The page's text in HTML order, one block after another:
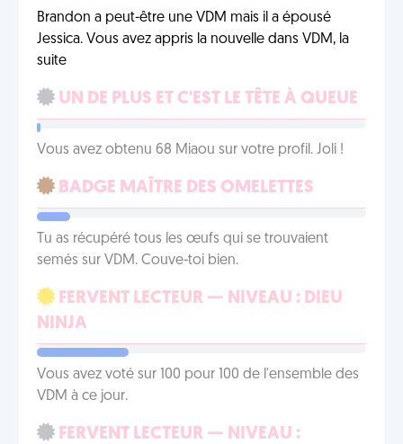
Brandon a peut-être une VDM mais il a épousé
Jessica. Vous avez appris la nouvelle dans VDM, la
suite
UN DE PLUS ET C'EST LE TÊTE À QUEUE
Vous avez obtenu 68 Miaou sur votre profil. Joli !
BADGE MAÎTRE DES OMELETTES
Tu as récupéré tous les œufs qui se trouvaient
semés sur VDM. Couve-toi bien.
FERVENT LECTEUR — NIVEAU : DIEU
NINJA
Vous avez voté sur 100 pour 100 de l'ensemble des
VDM à ce jour.
FERVENT LECTEUR — NIVEAU :